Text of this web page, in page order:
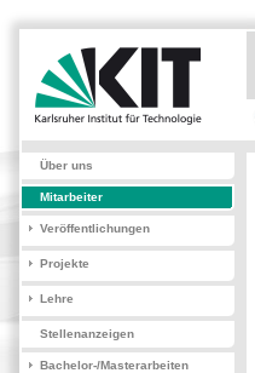
Über uns
Mitarbeiter
Veröffentlichungen
Projekte
Lehre
Stellenanzeigen
Bachelor-/Masterarbeiten